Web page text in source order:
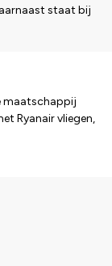
staat bij
maatschappij
Ryanair vliegen,